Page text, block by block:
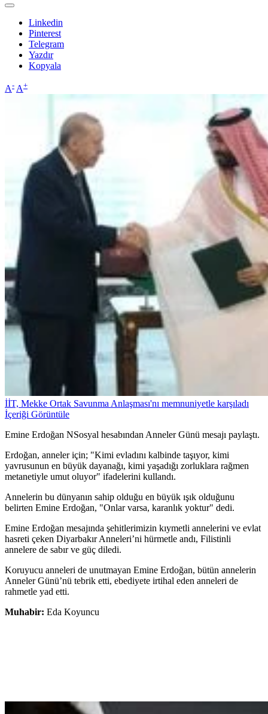
Linkedin
Pinterest
Telegram
Yazdır
Kopyala
A- A+
İİT, Mekke Ortak Savunma Anlaşması'nı memnuniyetle karşıladı
İçeriği Görüntüle
Emine Erdoğan NSosyal hesabından Anneler Günü mesajı paylaştı.
Erdoğan, anneler için; "Kimi evladını kalbinde taşıyor, kimi
yavrusunun en büyük dayanağı, kimi yaşadığı zorluklara rağmen
metanetiyle umut oluyor" ifadelerini kullandı.
Annelerin bu dünyanın sahip olduğu en büyük ışık olduğunu
belirten Emine Erdoğan, "Onlar varsa, karanlık yoktur" dedi.
Emine Erdoğan mesajında şehitlerimizin kıymetli annelerini ve evlat
hasreti çeken Diyarbakır Anneleri’ni hürmetle andı, Filistinli
annelere de sabır ve güç diledi.
Koruyucu anneleri de unutmayan Emine Erdoğan, bütün annelerin
Anneler Günü’nü tebrik etti, ebediyete irtihal eden anneleri de
rahmetle yad etti.
Muhabir: Eda Koyuncu